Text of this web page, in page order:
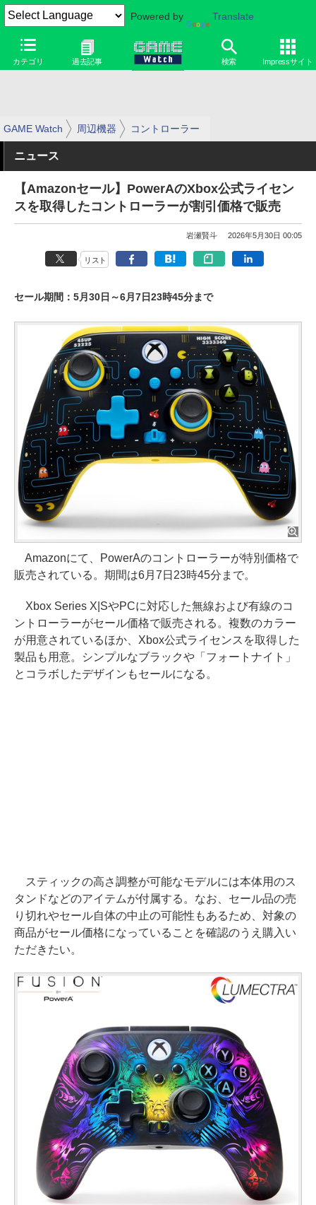
Powered by Translate
カテゴリ 過去記事 検索 Impressサイト
GAME Watch 周辺機器 コントローラー
ニュース
【Amazonセール】PowerAのXbox公式ライセン
スを取得したコントローラーが割引価格で販売
岩瀬賢斗 2026年5月30日 00:05
リスト
セール期間：5月30日～6月7日23時45分まで
Amazonにて、PowerAのコントローラーが特別価格で
販売されている。期間は6月7日23時45分まで。
Xbox Series X|SやPCに対応した無線および有線のコ
ントローラーがセール価格で販売される。複数のカラー
が用意されているほか、Xbox公式ライセンスを取得した
製品も用意。シンプルなブラックや「フォートナイト」
とコラボしたデザインもセールになる。
スティックの高さ調整が可能なモデルには本体用のス
タンドなどのアイテムが付属する。なお、セール品の売
り切れやセール自体の中止の可能性もあるため、対象の
商品がセール価格になっていることを確認のうえ購入い
ただきたい。